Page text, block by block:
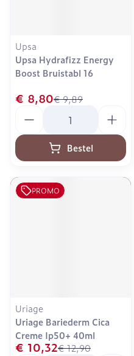
Upsa
Upsa Hydrafizz Energy
Boost Bruistabl 16
€ 9,89
€ 8,80
Bestel
PROMO
Uriage
Uriage Bariederm Cica
Creme Ip50+ 40ml
€ 12,90
€ 10,32